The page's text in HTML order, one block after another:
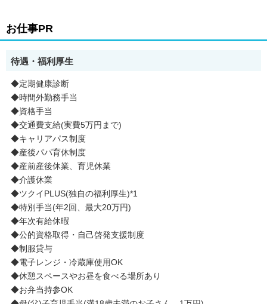
お仕事PR
待遇・福利厚生
◆定期健康診断
◆時間外勤務手当
◆資格手当
◆交通費支給(実費5万円まで)
◆キャリアパス制度
◆産後パパ育休制度
◆産前産後休業、育児休業
◆介護休業
◆ツクイPLUS(独自の福利厚生)*1
◆特別手当(年2回、最大20万円)
◆年次有給休暇
◆公的資格取得・自己啓発支援制度
◆制服貸与
◆電子レンジ・冷蔵庫使用OK
◆休憩スペースやお昼を食べる場所あり
◆お弁当持参OK